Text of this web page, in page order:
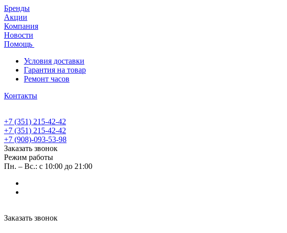
Бренды
Акции
Компания
Новости
Помощь
Условия доставки
Гарантия на товар
Ремонт часов
Контакты
+7 (351) 215-42-42
+7 (351) 215-42-42
+7 (908)-093-53-98
Заказать звонок
Режим работы
Пн. – Вс.: с 10:00 до 21:00
Заказать звонок